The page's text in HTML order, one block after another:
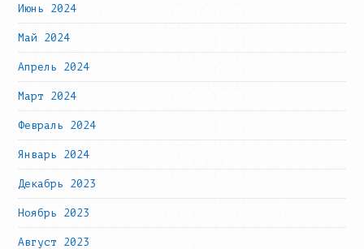
Июнь 2024
Май 2024
Апрель 2024
Март 2024
Февраль 2024
Январь 2024
Декабрь 2023
Ноябрь 2023
Август 2023